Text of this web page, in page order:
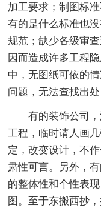
加工要求；制图标
有的是什么标准也
规范；缺少各级审
因而造成许多工程
中，无图纸可依的
问题，无法查找出
有的装饰公司，
工程，临时请人画
定，改变设计，不
肃性可言。另外，
的整体性和个性表
图。至于东搬西抄